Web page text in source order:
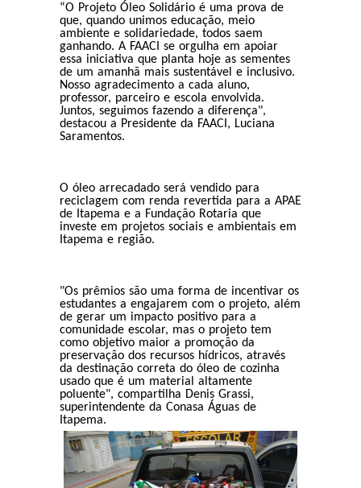
“O Projeto Óleo Solidário é uma prova de
que, quando unimos educação, meio
ambiente e solidariedade, todos saem
ganhando. A FAACI se orgulha em apoiar
essa iniciativa que planta hoje as sementes
de um amanhã mais sustentável e inclusivo.
Nosso agradecimento a cada aluno,
professor, parceiro e escola envolvida.
Juntos, seguimos fazendo a diferença",
destacou a Presidente da FAACI, Luciana
Saramentos.
O óleo arrecadado será vendido para
reciclagem com renda revertida para a APAE
de Itapema e a Fundação Rotaria que
investe em projetos sociais e ambientais em
Itapema e região.
"Os prêmios são uma forma de incentivar os
estudantes a engajarem com o projeto, além
de gerar um impacto positivo para a
comunidade escolar, mas o projeto tem
como objetivo maior a promoção da
preservação dos recursos hídricos, através
da destinação correta do óleo de cozinha
usado que é um material altamente
poluente", compartilha Denis Grassi,
superintendente da Conasa Águas de
Itapema.